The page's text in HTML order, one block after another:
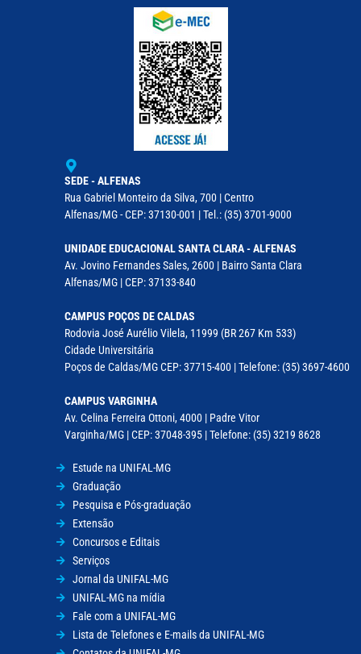
SEDE - ALFENAS
Rua Gabriel Monteiro da Silva, 700 | Centro
Alfenas/MG - CEP: 37130-001 | Tel.: (35) 3701-9000
UNIDADE EDUCACIONAL SANTA CLARA - ALFENAS
Av. Jovino Fernandes Sales, 2600 | Bairro Santa Clara
Alfenas/MG | CEP: 37133-840
CAMPUS POÇOS DE CALDAS
Rodovia José Aurélio Vilela, 11999 (BR 267 Km 533)
Cidade Universitária
Poços de Caldas/MG CEP: 37715-400 | Telefone: (35) 3697-4600
CAMPUS VARGINHA
Av. Celina Ferreira Ottoni, 4000 | Padre Vitor
Varginha/MG | CEP: 37048-395 | Telefone: (35) 3219 8628
Estude na UNIFAL-MG
Graduação
Pesquisa e Pós-graduação
Extensão
Concursos e Editais
Serviços
Jornal da UNIFAL-MG
UNIFAL-MG na mídia
Fale com a UNIFAL-MG
Lista de Telefones e E-mails da UNIFAL-MG